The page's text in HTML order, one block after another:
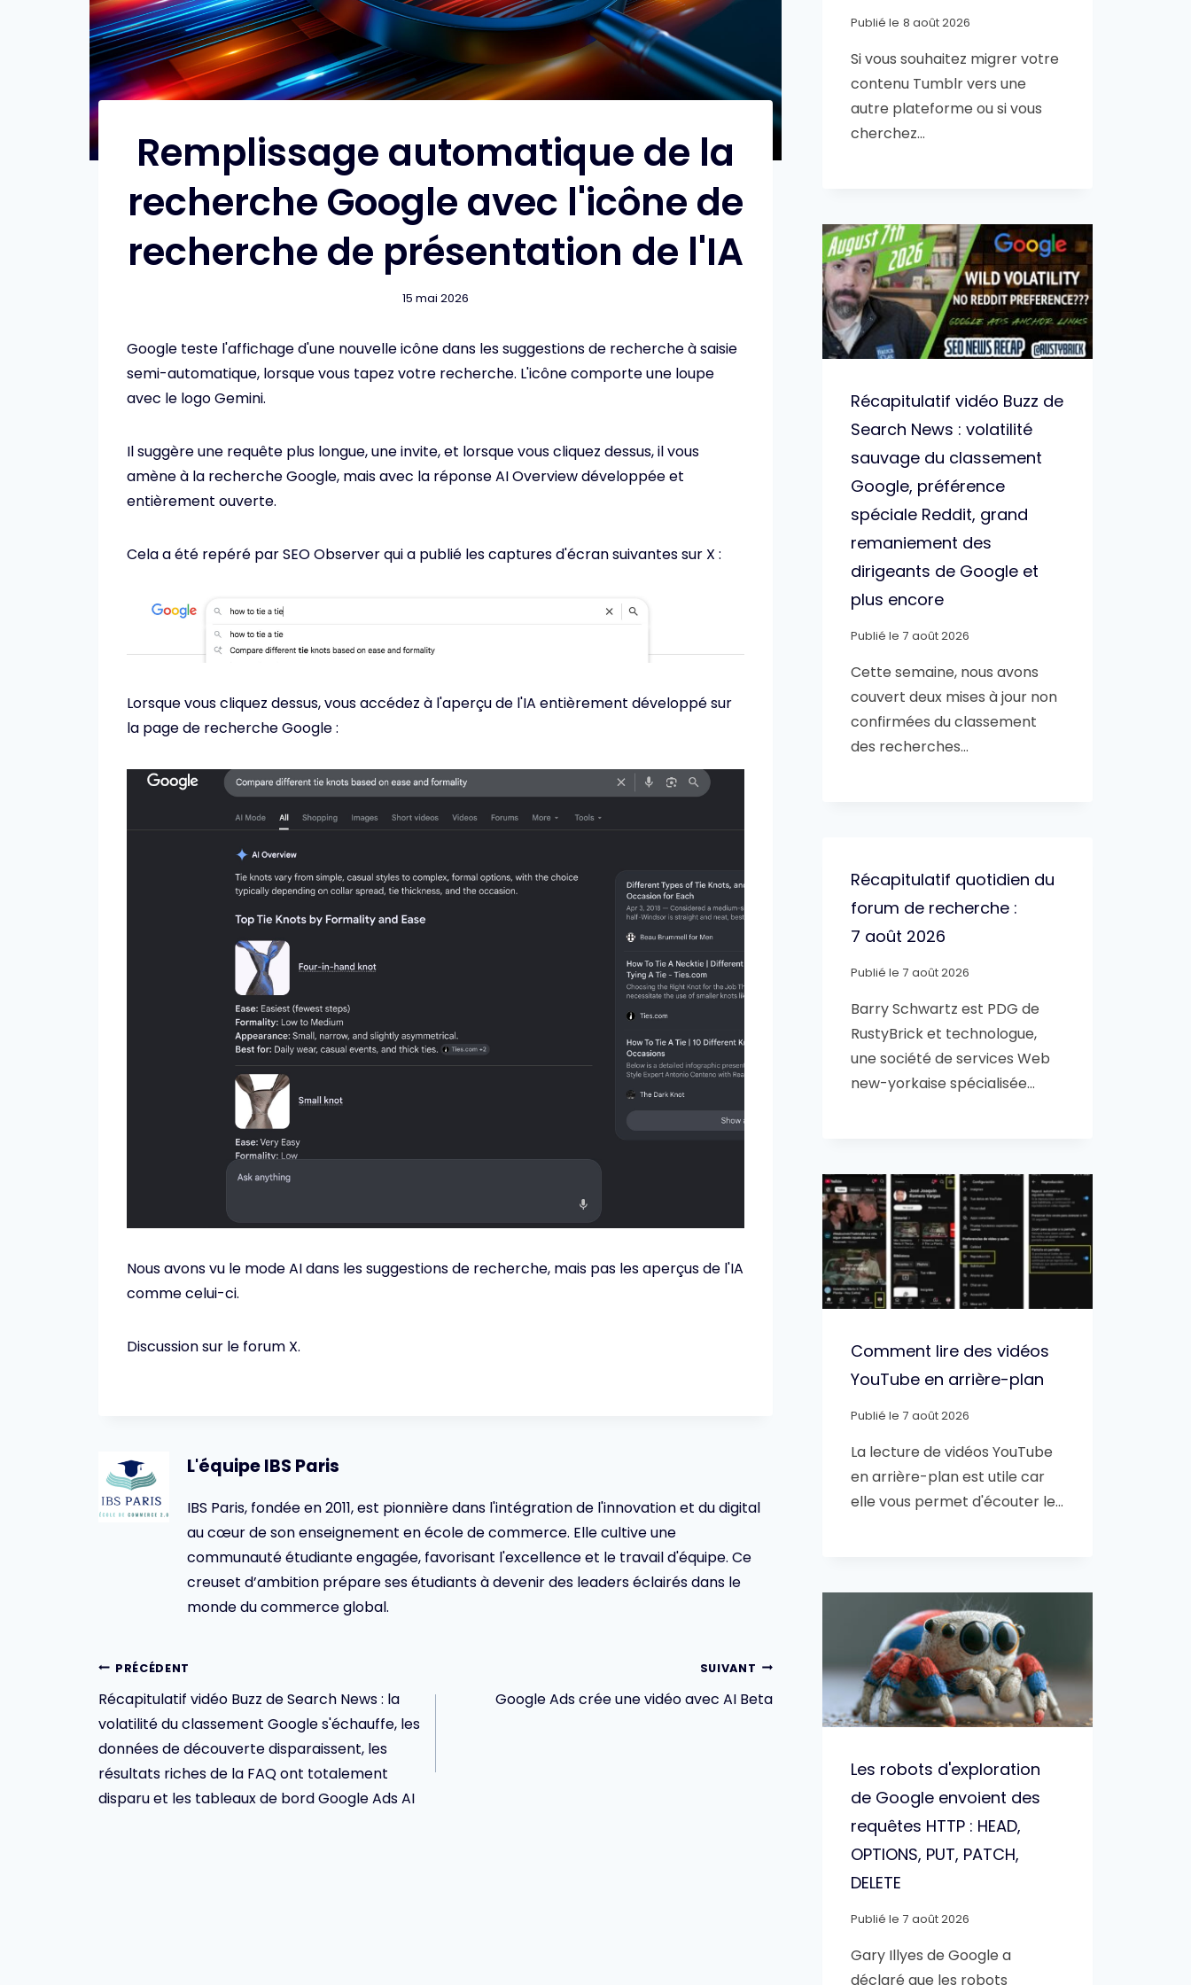
Remplissage automatique de la
recherche Google avec l'icône de
recherche de présentation de l'IA
15 mai 2026
Google teste l'affichage d'une nouvelle icône dans les suggestions de recherche à saisie
semi-automatique, lorsque vous tapez votre recherche. L'icône comporte une loupe
avec le logo Gemini.
Il suggère une requête plus longue, une invite, et lorsque vous cliquez dessus, il vous
amène à la recherche Google, mais avec la réponse AI Overview développée et
entièrement ouverte.
Cela a été repéré par SEO Observer qui a publié les captures d'écran suivantes sur X :
Lorsque vous cliquez dessus, vous accédez à l'aperçu de l'IA entièrement développé sur
la page de recherche Google :
Nous avons vu le mode AI dans les suggestions de recherche, mais pas les aperçus de l'IA
comme celui-ci.
Discussion sur le forum X.
L'équipe IBS Paris
IBS Paris, fondée en 2011, est pionnière dans l'intégration de l'innovation et du digital
au cœur de son enseignement en école de commerce. Elle cultive une
communauté étudiante engagée, favorisant l'excellence et le travail d'équipe. Ce
creuset d’ambition prépare ses étudiants à devenir des leaders éclairés dans le
monde du commerce global.
Navigation
de
l’article
PRÉCÉDENT
Récapitulatif vidéo Buzz de Search News : la
volatilité du classement Google s'échauffe, les
données de découverte disparaissent, les
résultats riches de la FAQ ont totalement
disparu et les tableaux de bord Google Ads AI
SUIVANT
Google Ads crée une vidéo avec AI Beta
Publié le 8 août 2026
Si vous souhaitez migrer votre
contenu Tumblr vers une
autre plateforme ou si vous
cherchez…
Récapitulatif vidéo Buzz de
Search News : volatilité
sauvage du classement
Google, préférence
spéciale Reddit, grand
remaniement des
dirigeants de Google et
plus encore
Publié le 7 août 2026
Cette semaine, nous avons
couvert deux mises à jour non
confirmées du classement
des recherches…
Récapitulatif quotidien du
forum de recherche :
7 août 2026
Publié le 7 août 2026
Barry Schwartz est PDG de
RustyBrick et technologue,
une société de services Web
new-yorkaise spécialisée…
Comment lire des vidéos
YouTube en arrière-plan
Publié le 7 août 2026
La lecture de vidéos YouTube
en arrière-plan est utile car
elle vous permet d'écouter le…
Les robots d'exploration
de Google envoient des
requêtes HTTP : HEAD,
OPTIONS, PUT, PATCH,
DELETE
Publié le 7 août 2026
Gary Illyes de Google a
déclaré que les robots